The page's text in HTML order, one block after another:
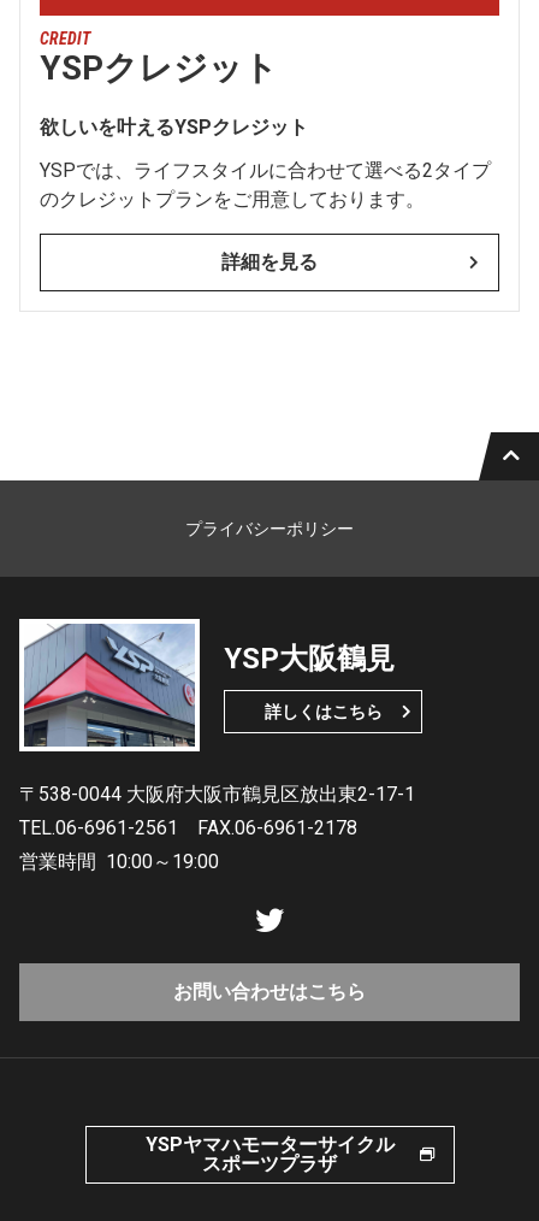
CREDIT
YSPクレジット
欲しいを叶えるYSPクレジット
YSPでは、ライフスタイルに合わせて選べる2タイプ
のクレジットプランをご用意しております。
詳細を見る
プライバシーポリシー
YSP大阪鶴見
詳しくはこちら
〒538-0044 大阪府大阪市鶴見区放出東2-17-1
TEL.06-6961-2561
FAX.06-6961-2178
営業時間 10:00～19:00
お問い合わせはこちら
YSPヤマハモーターサイクル
スポーツプラザ